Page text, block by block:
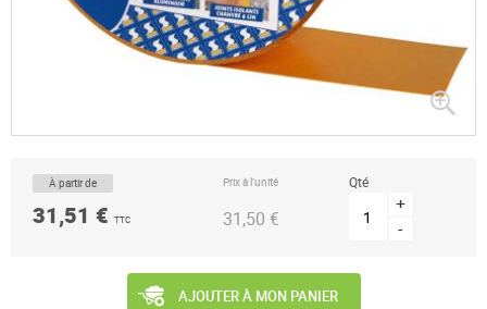
Passer
d’images
À partir de
31,51 € TTC
Prix à l’unité
31,50 €
Qté
+
-
AJOUTER À MON PANIER